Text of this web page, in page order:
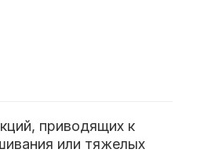
приводящих к
или тяжелых